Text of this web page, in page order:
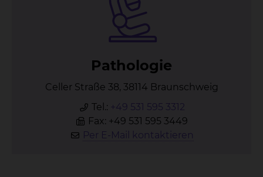
Pa­tho­lo­gie
Celler Straße 38, 38114 Braunschweig
Tel.: +49 531 595 3312
Fax: +49 531 595 3449
Per E-Mail kontaktieren